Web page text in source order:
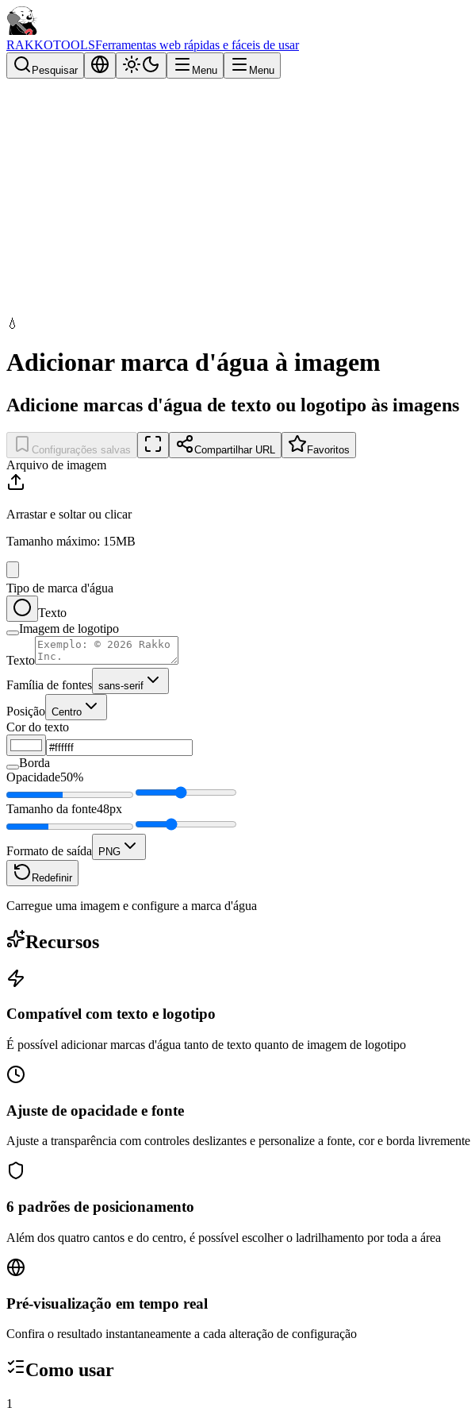
RAKKOTOOLSFerramentas web rápidas e fáceis de usar
Pesquisar Menu Menu
💧
Adicionar marca d'água à imagem
Adicione marcas d'água de texto ou logotipo às imagens
Configurações salvas Compartilhar URL Favoritos
Arquivo de imagem
Arrastar e soltar ou clicar
Tamanho máximo: 15MB
Tipo de marca d'água
Texto
Imagem de logotipo
Texto
Família de fontes sans-serif
Posição Centro
Cor do texto
Borda
Opacidade50%
Tamanho da fonte48px
Formato de saída PNG
Redefinir
Carregue uma imagem e configure a marca d'água
Recursos
Compatível com texto e logotipo
É possível adicionar marcas d'água tanto de texto quanto de imagem de logotipo
Ajuste de opacidade e fonte
Ajuste a transparência com controles deslizantes e personalize a fonte, cor e borda livremente
6 padrões de posicionamento
Além dos quatro cantos e do centro, é possível escolher o ladrilhamento por toda a área
Pré-visualização em tempo real
Confira o resultado instantaneamente a cada alteração de configuração
Como usar
1